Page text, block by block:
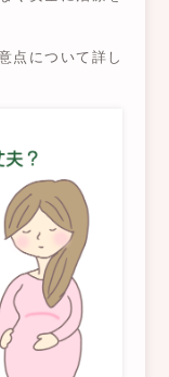
点について詳し